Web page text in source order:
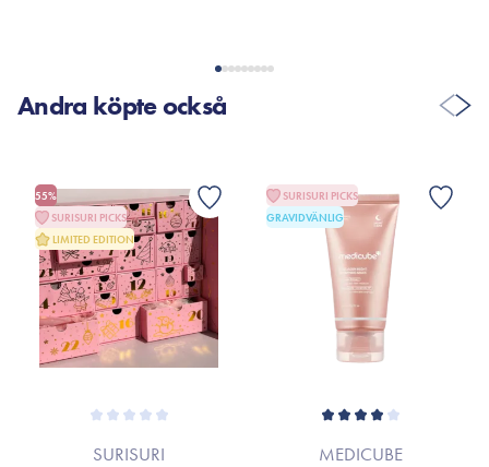
Andra köpte också
55%
SURISURI PICKS
LIMITED EDITION
SURISURI
SURISURI PICKS
GRAVIDVÄNLIG
MEDICUBE